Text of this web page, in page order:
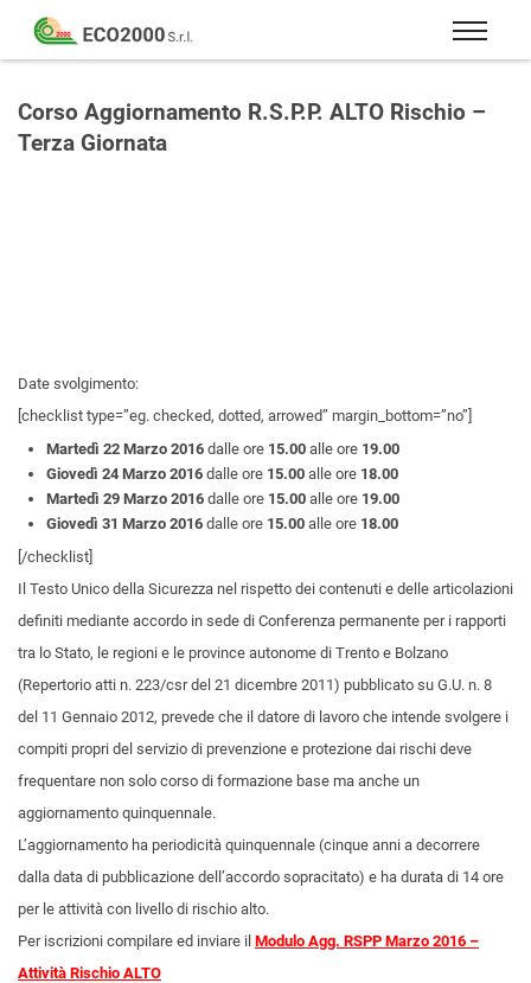
Eco
2000
Formazione
consulenza
per
Corso Aggiornamento R.S.P.P. ALTO Rischio –
Terza Giornata
Date svolgimento:
[checklist type=”eg. checked, dotted, arrowed” margin_bottom=”no”]
Martedì 22 Marzo 2016 dalle ore 15.00 alle ore 19.00
Giovedì 24 Marzo 2016 dalle ore 15.00 alle ore 18.00
Martedì 29 Marzo 2016 dalle ore 15.00 alle ore 19.00
Giovedì 31 Marzo 2016 dalle ore 15.00 alle ore 18.00
[/checklist]
Il Testo Unico della Sicurezza nel rispetto dei contenuti e delle articolazioni
definiti mediante accordo in sede di Conferenza permanente per i rapporti
tra lo Stato, le regioni e le province autonome di Trento e Bolzano
(Repertorio atti n. 223/csr del 21 dicembre 2011) pubblicato su G.U. n. 8
del 11 Gennaio 2012, prevede che il datore di lavoro che intende svolgere i
compiti propri del servizio di prevenzione e protezione dai rischi deve
frequentare non solo corso di formazione base ma anche un
aggiornamento quinquennale.
L’aggiornamento ha periodicità quinquennale (cinque anni a decorrere
dalla data di pubblicazione dell’accordo sopracitato) e ha durata di 14 ore
per le attività con livello di rischio alto.
Per iscrizioni compilare ed inviare il Modulo Agg. RSPP Marzo 2016 –
Attività Rischio ALTO